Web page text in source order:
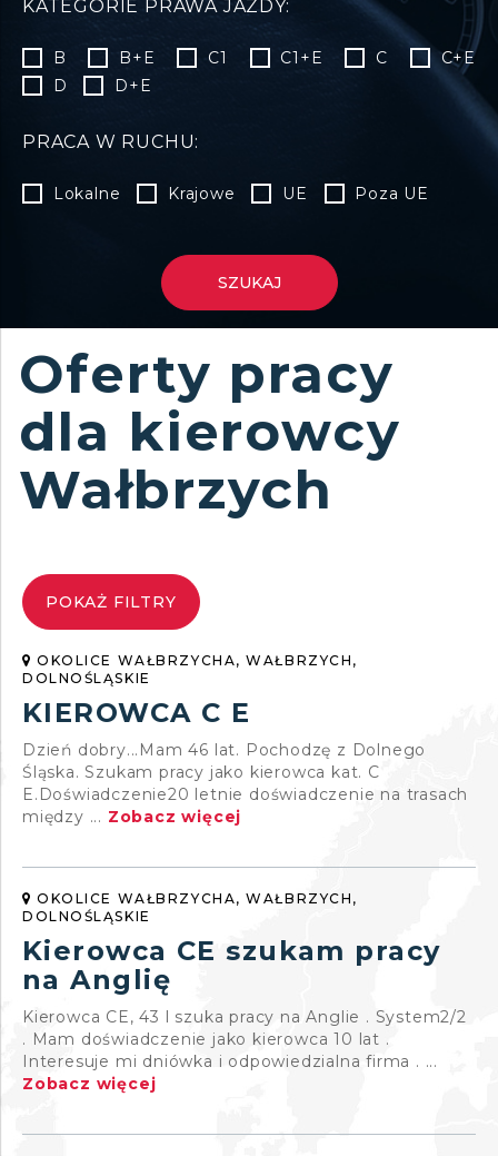
KATEGORIE PRAWA JAZDY:
B B+E C1 C1+E C
C+E
D
D+E
PRACA W RUCHU:
Lokalne Krajowe UE Poza UE
SZUKAJ
Oferty pracy
dla kierowcy
Wałbrzych
POKAŻ FILTRY
OKOLICE WAŁBRZYCHA, WAŁBRZYCH,
DOLNOŚLĄSKIE
KIEROWCA C E
Dzień dobry...Mam 46 lat. Pochodzę z Dolnego
Śląska. Szukam pracy jako kierowca kat. C
E.Doświadczenie20 letnie doświadczenie na trasach
między ... Zobacz więcej
OKOLICE WAŁBRZYCHA, WAŁBRZYCH,
DOLNOŚLĄSKIE
Kierowca CE szukam pracy
na Anglię
Kierowca CE, 43 l szuka pracy na Anglie . System2/2
. Mam doświadczenie jako kierowca 10 lat .
Interesuje mi dniówka i odpowiedzialna firma . ...
Zobacz więcej